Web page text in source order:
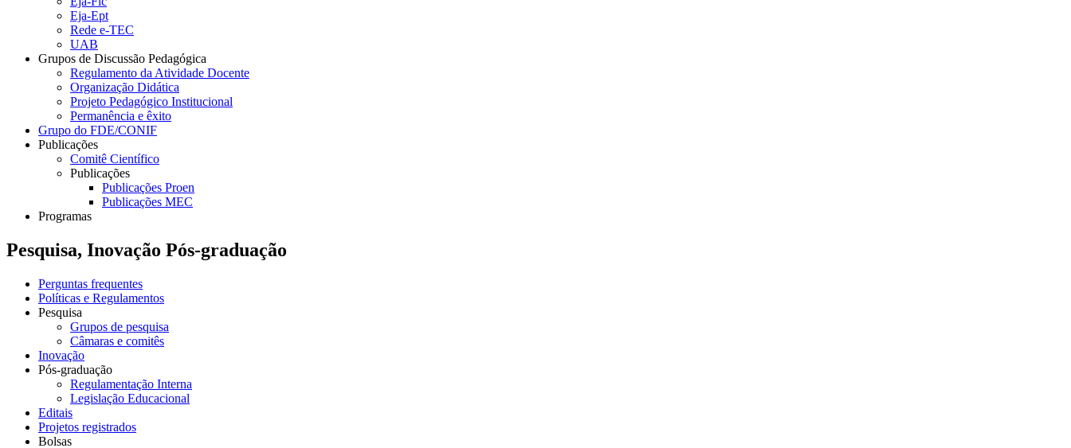
Eja-Ept
Rede e-TEC
UAB
Grupos de Discussão Pedagógica
Regulamento da Atividade Docente
Organização Didática
Projeto Pedagógico Institucional
Permanência e êxito
Grupo do FDE/CONIF
Publicações
Comitê Científico
Publicações
Publicações Proen
Publicações MEC
Programas
Pesquisa, Inovação Pós-graduação
Perguntas frequentes
Políticas e Regulamentos
Pesquisa
Grupos de pesquisa
Câmaras e comitês
Inovação
Pós-graduação
Regulamentação Interna
Legislação Educacional
Editais
Projetos registrados
Bolsas